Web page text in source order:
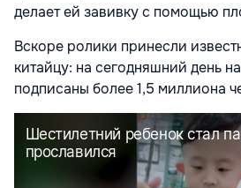
делает ей завивку с помощью
Вскоре ролики принесли
китайцу: на сегодняшний день
подписаны более 1,5 миллиона